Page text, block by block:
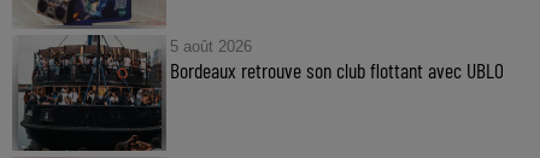
5 août 2026
Bordeaux retrouve son club flottant avec UBLO